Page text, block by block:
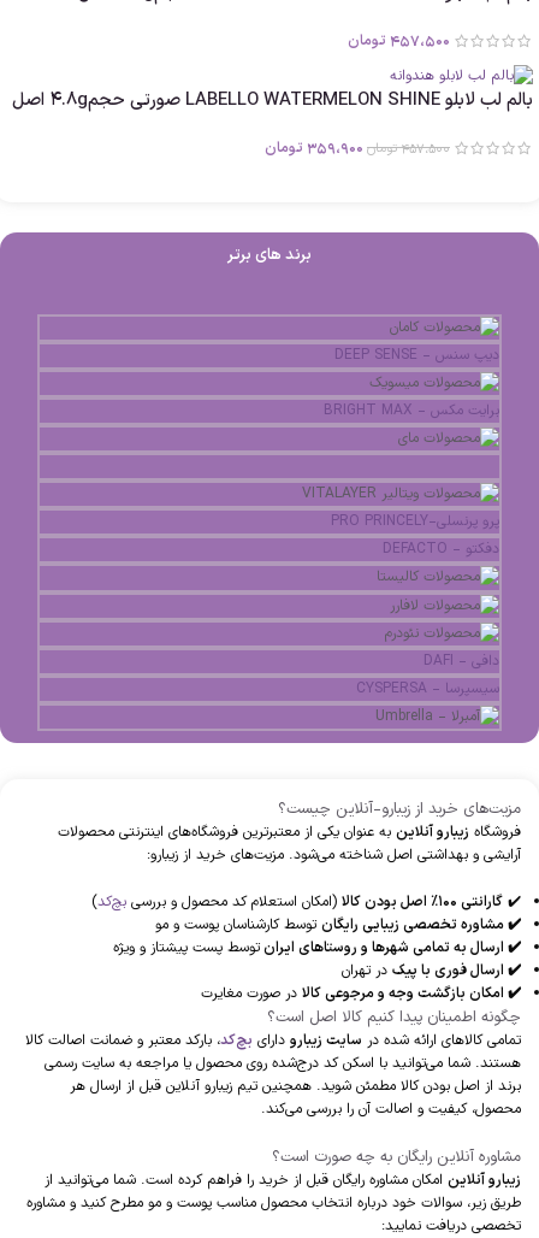
457،500 تومان
بالم لب لابلو LABELLO WATERMELON SHINE صورتی حجم4.8g اصل
457،500تومان 359،900 تومان
برند های برتر
دیپ سنس - DEEP SENSE
برایت مکس - BRIGHT MAX
پرو پرنسلی-PRO PRINCELY
دفکتو - DEFACTO
دافی - DAFI
سیسپرسا - CYSPERSA
مزیت‌های خرید از زیبارو-آنلاین چیست؟
فروشگاه زیبارو آنلاین به عنوان یکی از معتبرترین فروشگاه‌های اینترنتی محصولات
آرایشی و بهداشتی اصل شناخته می‌شود. مزیت‌های خرید از زیبارو:
✔️ گارانتی 100% اصل بودن کالا (امکان استعلام کد محصول و بررسی بچ‌کد)
✔️ مشاوره تخصصی زیبایی رایگان توسط کارشناسان پوست و مو
✔️ ارسال به تمامی شهرها و روستاهای ایرانتوسط پست پیشتاز و ویژه
✔️ ارسال فوری با پیک در تهران
✔️ امکان بازگشت وجه و مرجوعی کالا در صورت مغایرت
چگونه اطمینان پیدا کنیم کالا اصل است؟
تمامی کالاهای ارائه شده در سایت زیبارو دارای بچ‌کد، بارکد معتبر و ضمانت اصالت کالا
هستند. شما می‌توانید با اسکن کد درج‌شده روی محصول یا مراجعه به سایت رسمی
برند از اصل بودن کالا مطمئن شوید. همچنین تیم زیبارو آنلاین قبل از ارسال هر
محصول، کیفیت و اصالت آن را بررسی می‌کند.
مشاوره آنلاین رایگان به چه صورت است؟
زیبارو آنلاین امکان مشاوره رایگان قبل از خرید را فراهم کرده است. شما می‌توانید از
طریق زیر، سوالات خود درباره انتخاب محصول مناسب پوست و مو مطرح کنید و مشاوره
تخصصی دریافت نمایید: